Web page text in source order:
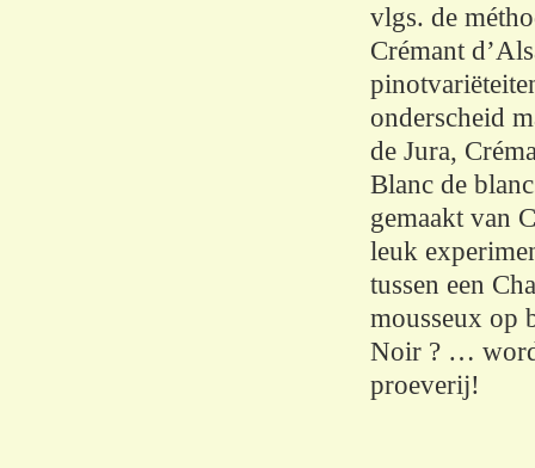
vlgs. de
Crémant
onderscheid
de Jura,
Blanc de
gemaakt van
leuk
tussen een
mousseux op
Noir ? …
proeverij!